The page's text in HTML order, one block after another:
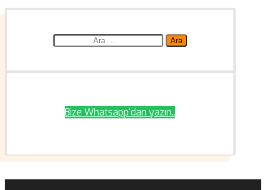
Arama:
Bize Whatsapp'dan yazın..